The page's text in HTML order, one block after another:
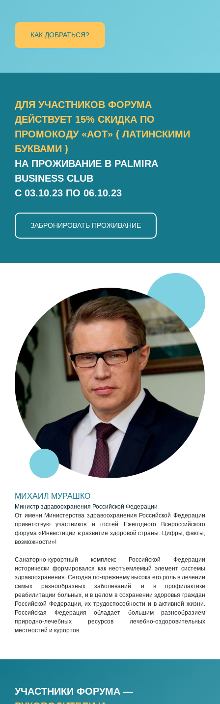
КАК ДОБРАТЬСЯ?
ДЛЯ УЧАСТНИКОВ ФОРУМА
ДЕЙСТВУЕТ 15% СКИДКА ПО
ПРОМОКОДУ «АОТ» ( ЛАТИНСКИМИ
БУКВАМИ )
НА ПРОЖИВАНИЕ В PALMIRA
BUSINESS CLUB
C 03.10.23 ПО 06.10.23
ЗАБРОНИРОВАТЬ ПРОЖИВАНИЕ
МИХАИЛ МУРАШКО
Министр здравоохранения Российской Федерации
От имени Министерства здравоохранения Российской Федерации
приветствую участников и гостей Ежегодного Всероссийского
форума «Инвестиции в развитие здоровой страны. Цифры, факты,
возможности»!
Санаторно-курортный комплекс Российской Федерации
исторически формировался как неотъемлемый элемент системы
здравоохранения. Сегодня по-прежнему высока его роль в лечении
самых разнообразных заболеваний: и в профилактике
реабилитации больных, и в целом в сохранении здоровья граждан
Российской Федерации, их трудоспособности и в активной жизни.
Российская Федерация обладает большим разнообразием
природно-лечебных ресурсов лечебно-оздоровительных
местностей и курортов.
УЧАСТНИКИ ФОРУМА —